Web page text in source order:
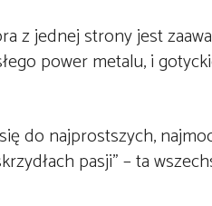
z jednej strony jest
power metalu, i
do najprostszych,
pasji” – ta